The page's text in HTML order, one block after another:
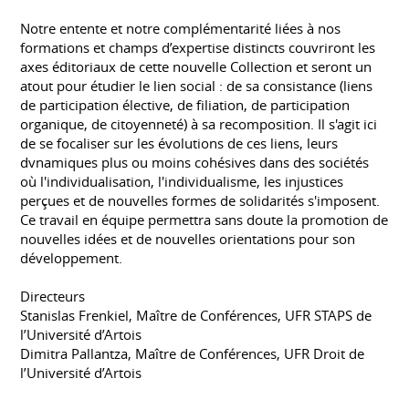
Notre entente et notre complémentarité liées à nos
formations et champs d’expertise distincts couvriront les
axes éditoriaux de cette nouvelle Collection et seront un
atout pour étudier le lien social : de sa consistance (liens
de participation élective, de filiation, de participation
organique, de citoyenneté) à sa recomposition. Il s'agit ici
de se focaliser sur les évolutions de ces liens, leurs
dvnamiques plus ou moins cohésives dans des sociétés
où l'individualisation, l'individualisme, les injustices
perçues et de nouvelles formes de solidarités s'imposent.
Ce travail en équipe permettra sans doute la promotion de
nouvelles idées et de nouvelles orientations pour son
développement.
Directeurs
Stanislas Frenkiel, Maître de Conférences, UFR STAPS de
l’Université d’Artois
Dimitra Pallantza, Maître de Conférences, UFR Droit de
l’Université d’Artois